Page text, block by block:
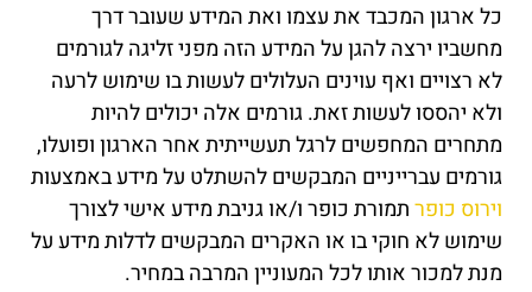
כל ארגון המכבד את עצמו ואת המידע שעובר דרך
מחשביו ירצה להגן על המידע הזה מפני זליגה לגורמים
לא רצויים ואף עוינים העלולים לעשות בו שימוש לרעה
ולא יהססו לעשות זאת. גורמים אלה יכולים להיות
מתחרים המחפשים לרגל תעשייתית אחר הארגון ופועלו,
גורמים עברייניים המבקשים להשתלט על מידע באמצעות
וירוס כופרתמורת כופר ו/או גניבת מידע אישי לצורך
שימוש לא חוקי בו או האקרים המבקשים לדלות מידע על
מנת למכור אותו לכל המעוניין המרבה במחיר.